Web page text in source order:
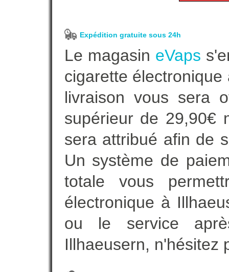
Expédition gratuite sous 24h
Le magasin eVaps
cigarette
livraison vous sera
supérieur de 29,90€
sera attribué afin de
Un système de
totale vous
électronique à
ou le service
Illhaeusern, n'hésitez